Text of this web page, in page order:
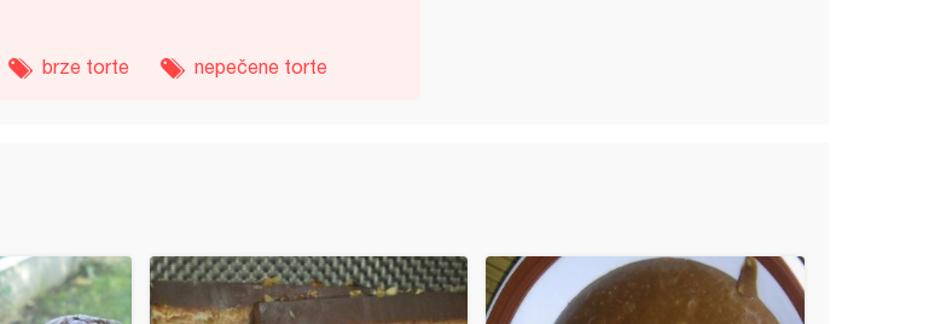
brze torte nepečene torte